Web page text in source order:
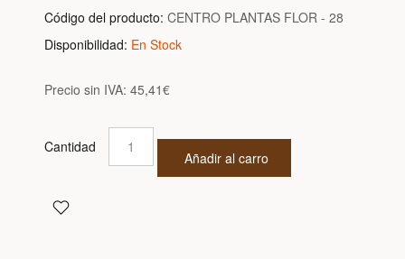
Código del producto: CENTRO PLANTAS FLOR - 28
Disponibilidad: En Stock
Precio sin IVA: 45,41€
Cantidad
Añadir al carro